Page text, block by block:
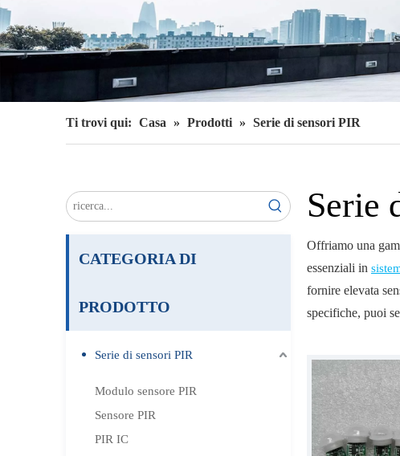
Ti trovi qui: Casa » Prodotti » Serie di sensori PIR
CATEGORIA DI
PRODOTTO
Serie di sensori PIR
Modulo sensore PIR
Sensore PIR
PIR IC
Serie
Offriamo una
essenziali in
fornire elevata
specifiche, puoi